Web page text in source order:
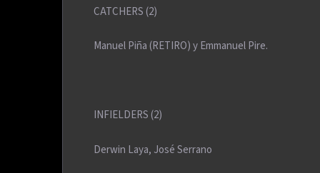
CATCHERS (2)
Manuel Piña (RETIRO) y Emmanuel Pire.
INFIELDERS (2)
Derwin Laya, José Serrano